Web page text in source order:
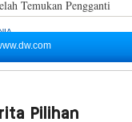
Pilihan